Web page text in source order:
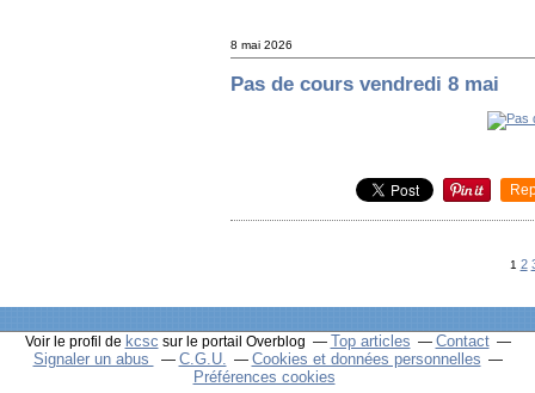
8 mai 2026
Pas de cours vendredi 8 mai
1 2
Voir le profil de kcsc sur le portail Overblog Top articles
Contact
Signaler un abus
C.G.U.
Cookies et données personnelles
Préférences cookies